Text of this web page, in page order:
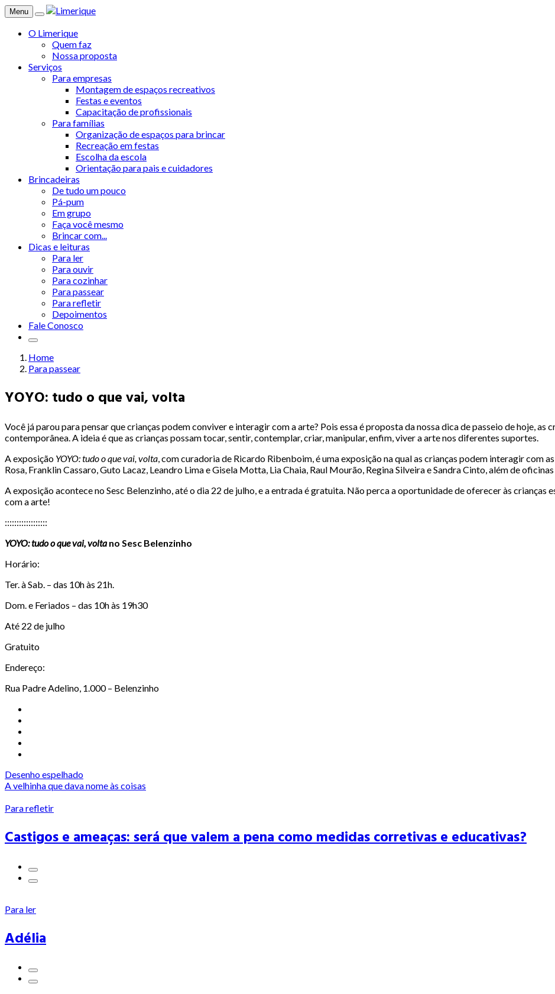
Menu
O Limerique
Quem faz
Nossa proposta
Serviços
Para empresas
Montagem de espaços recreativos
Festas e eventos
Capacitação de profissionais
Para famílias
Organização de espaços para brincar
Recreação em festas
Escolha da escola
Orientação para pais e cuidadores
Brincadeiras
De tudo um pouco
Pá-pum
Em grupo
Faça você mesmo
Brincar com...
Dicas e leituras
Para ler
Para ouvir
Para cozinhar
Para passear
Para refletir
Depoimentos
Fale Conosco
Home
Para passear
YOYO: tudo o que vai, volta
Você já parou para pensar que crianças podem conviver e interagir com a arte? Pois essa é proposta da nossa dica de passeio de hoje,
contemporânea. A ideia é que as crianças possam tocar, sentir, contemplar, criar, manipular, enfim, viver a arte nos diferentes suportes.
A exposição YOYO: tudo o que vai, volta, com curadoria de Ricardo Ribenboim, é uma exposição na qual as crianças podem interagir com
Rosa, Franklin Cassaro, Guto Lacaz, Leandro Lima e Gisela Motta, Lia Chaia, Raul Mourão, Regina Silveira e Sandra Cinto, além de
A exposição acontece no Sesc Belenzinho, até o dia 22 de julho, e a entrada é gratuita. Não perca a oportunidade de oferecer às
com a arte!
::::::::::::::::::
YOYO: tudo o que vai, voltano Sesc Belenzinho
Horário:
Ter. à Sab. – das 10h às 21h.
Dom. e Feriados – das 10h às 19h30
Até 22 de julho
Gratuito
Endereço:
Rua Padre Adelino, 1.000 – Belenzinho
Desenho espelhado
A velhinha que dava nome às coisas
Para refletir
Castigos e ameaças: será que valem a pena como medidas corretivas e educativas?
Para ler
Adélia